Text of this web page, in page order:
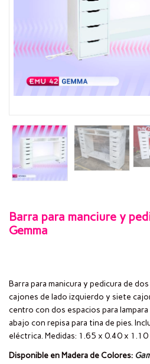
Barra para manciure y
Gemma
Barra para manicura y pedicura de
cajones de lado izquierdo y siete
centro con dos espacios para
abajo con repisa para tina de pies.
eléctrica. Medidas: 1.65 x 0.40 x 1.10
Disponible en Madera de Colores: